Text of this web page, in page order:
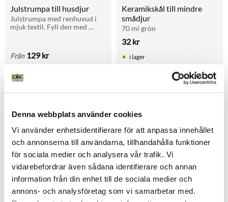
Denna webbplats använder cookies
Vi använder enhetsidentifierare för att anpassa innehållet
och annonserna till användarna, tillhandahålla funktioner
för sociala medier och analysera vår trafik. Vi
vidarebefordrar även sådana identifierare och annan
information från din enhet till de sociala medier och
annons- och analysföretag som vi samarbetar med.
Julstrumpa till husdjur
Julstrumpa med renhuvud i
mjuk textil. Fyll den med
husdjur.
Från 129kr
Keramikskål till mindre
smådjur
70 ml grön
32 kr
i lager
Oval keramikskål till
Lägg till i favoriter
Presentkort från 100kr
Gåva till djurintresserad vän?
Lägg